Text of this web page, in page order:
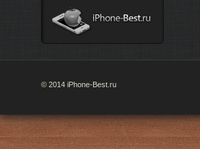
© 2014 iPhone-Best.ru